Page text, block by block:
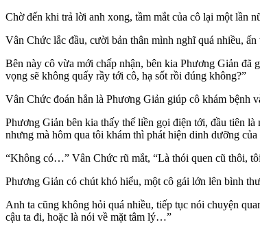
Chờ đến khi trả lời anh xong, tầm mắt của cô lại một lần
Vân Chức lắc đầu, cười bản thân mình nghĩ quá nhiều,
Bên này cô vừa mới chấp nhận, bên kia Phương Giản
vọng sẽ không quấy rầy tới cô, hạ sốt rồi đúng không?”
Vân Chức đoán hẳn là Phương Giản giúp cô khám bệnh
Phương Giản bên kia thấy thế liền gọi điện tới, đầu tiên
nhưng mà hôm qua tôi khám thì phát hiện dinh dưỡng
“Không có…” Vân Chức rũ mắt, “Là thói quen cũ thôi,
Phương Giản có chút khó hiểu, một cô gái lớn lên bình
Anh ta cũng không hỏi quá nhiều, tiếp tục nói chuyện
cậu ta đi, hoặc là nói về mặt tâm lý…”